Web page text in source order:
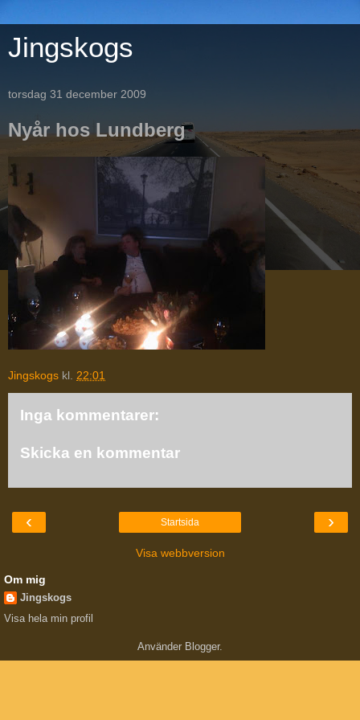
Jingskogs
torsdag 31 december 2009
Nyår hos Lundberg
Jingskogs kl. 22:01
Inga kommentarer:
Skicka en kommentar
‹ ›
Startsida
Visa webbversion
Om mig
Jingskogs
Visa hela min profil
Använder Blogger.